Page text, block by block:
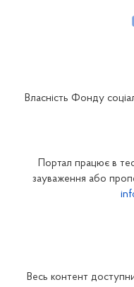
Закарпатське відділення
Запорізьке відділення
Власність Фонду
Портал працює в
зауваження або
Весь контент